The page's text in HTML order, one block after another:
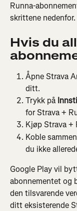
Runna-
skrittene nedenfor.
Hvis du
Åpne Strava
ditt.
Trykk på
for Strava +
Kjøp Strava +
Koble
du ikke
Google Play vil
abonnementet og
den tilsvarende
ditt eksisterende